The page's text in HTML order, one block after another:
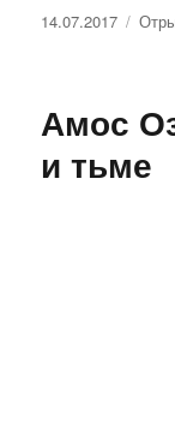
Опубликовано
14.07.2017
Амос
и тьме